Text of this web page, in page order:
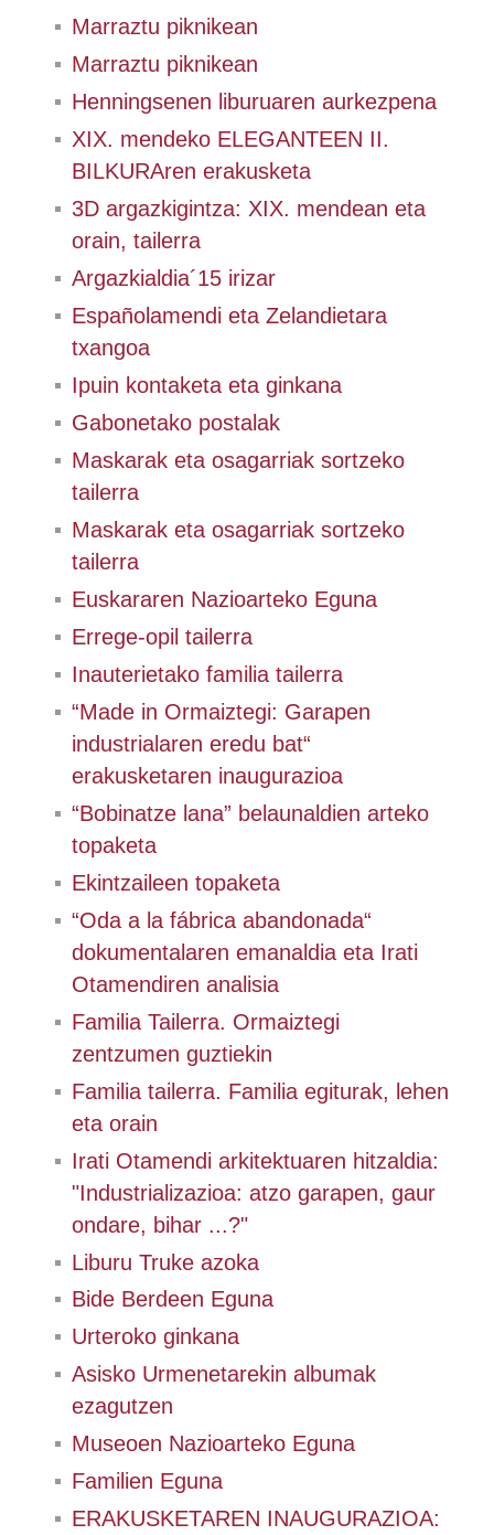
Marraztu piknikean
Marraztu piknikean
Henningsenen liburuaren aurkezpena
XIX. mendeko ELEGANTEEN II.
BILKURAren erakusketa
3D argazkigintza: XIX. mendean eta
orain, tailerra
Argazkialdia´15 irizar
Españolamendi eta Zelandietara
txangoa
Ipuin kontaketa eta ginkana
Gabonetako postalak
Maskarak eta osagarriak sortzeko
tailerra
Maskarak eta osagarriak sortzeko
tailerra
Euskararen Nazioarteko Eguna
Errege-opil tailerra
Inauterietako familia tailerra
“Made in Ormaiztegi: Garapen
industrialaren eredu bat“
erakusketaren inaugurazioa
“Bobinatze lana” belaunaldien arteko
topaketa
Ekintzaileen topaketa
“Oda a la fábrica abandonada“
dokumentalaren emanaldia eta Irati
Otamendiren analisia
Familia Tailerra. Ormaiztegi
zentzumen guztiekin
Familia tailerra. Familia egiturak, lehen
eta orain
Irati Otamendi arkitektuaren hitzaldia:
"Industrializazioa: atzo garapen, gaur
ondare, bihar ...?"
Liburu Truke azoka
Bide Berdeen Eguna
Urteroko ginkana
Asisko Urmenetarekin albumak
ezagutzen
Museoen Nazioarteko Eguna
Familien Eguna
ERAKUSKETAREN INAUGURAZIOA: